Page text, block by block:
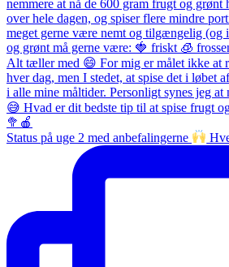
Status på uge 2 med anbefalingerne